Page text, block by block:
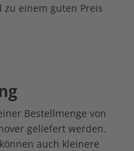
zu einem guten Preis
Bestellmenge von
geliefert werden.
auch kleinere